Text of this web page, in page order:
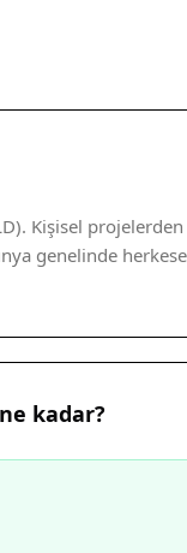
Kişisel
genelinde
kadar?